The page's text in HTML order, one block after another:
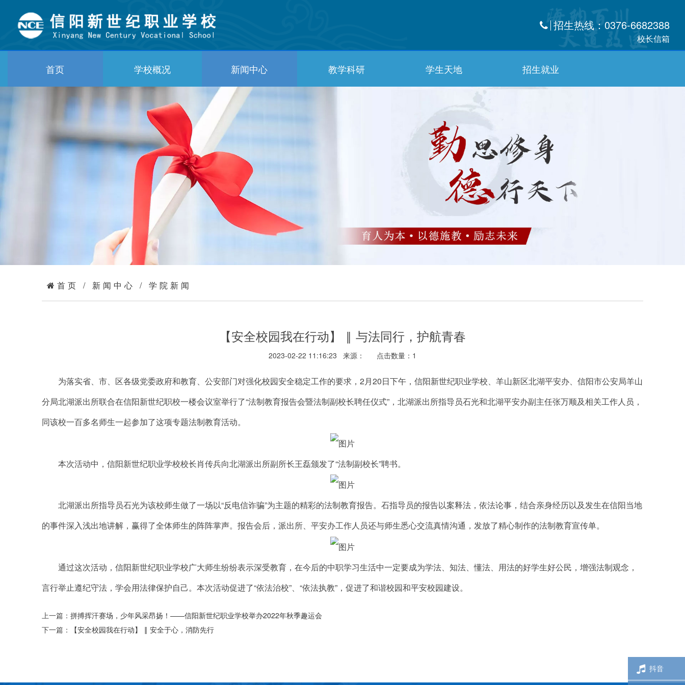
招生热线：0376-6682388
校长信箱
首页 学校概况 新闻中心 教学科研 学生天地 招生就业
首页 / 新闻中心 / 学院新闻
【安全校园我在行动】 ‖ 与法同行，护航青春
2023-02-22 11:16:23 来源： 点击数量： 1
为落实省、市、区各级党委政府和教育、公安部门对强化校园安全稳定工作的要求，2月20日下午，信阳新世纪职业学校、羊山新区北湖平安办、信阳市公安局羊山
分局北湖派出所联合在信阳新世纪职校一楼会议室举行了“法制教育报告会暨法制副校长聘任仪式”，北湖派出所指导员石光和北湖平安办副主任张万顺及相关工作人员，
同该校一百多名师生一起参加了这项专题法制教育活动。
本次活动中，信阳新世纪职业学校校长肖传兵向北湖派出所副所长王磊颁发了“法制副校长”聘书。
北湖派出所指导员石光为该校师生做了一场以“反电信诈骗”为主题的精彩的法制教育报告。石指导员的报告以案释法，依法论事，结合亲身经历以及发生在信阳当地
的事件深入浅出地讲解，赢得了全体师生的阵阵掌声。报告会后，派出所、平安办工作人员还与师生悉心交流真情沟通，发放了精心制作的法制教育宣传单。
通过这次活动，信阳新世纪职业学校广大师生纷纷表示深受教育，在今后的中职学习生活中一定要成为学法、知法、懂法、用法的好学生好公民，增强法制观念，
言行举止遵纪守法，学会用法律保护自己。本次活动促进了“依法治校”、“依法执教”，促进了和谐校园和平安校园建设。
上一篇： 拼搏挥汗赛场，少年风采昂扬！——信阳新世纪职业学校举办2022年秋季趣运会
下一篇：
【安全校园我在行动】 ‖ 安全于心，消防先行
抖音